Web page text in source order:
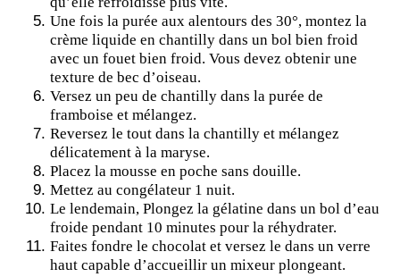
Une fois la purée aux alentours des 30°, montez la
crème liquide en chantilly dans un bol bien froid
avec un fouet bien froid. Vous devez obtenir une
texture de bec d’oiseau.
Versez un peu de chantilly dans la purée de
framboise et mélangez.
Reversez le tout dans la chantilly et mélangez
délicatement à la maryse.
Placez la mousse en poche sans douille.
Mettez au congélateur 1 nuit.
Le lendemain, Plongez la gélatine dans un bol d’eau
froide pendant 10 minutes pour la réhydrater.
Faites fondre le chocolat et versez le dans un verre
haut capable d’accueillir un mixeur plongeant.